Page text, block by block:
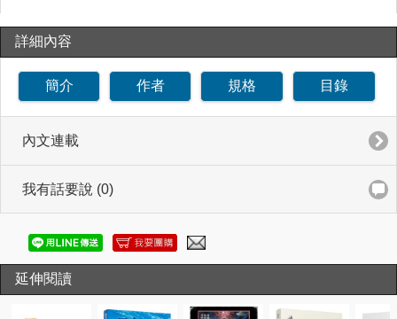
詳細內容
簡介 作者 規格 目錄
內文連載
我有話要說 (0)
延伸閱讀